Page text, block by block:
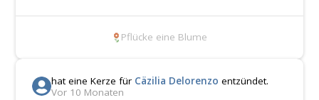
Pflücke eine Blume
hat eine Kerze für Cäzilia Delorenzo entzündet.
Vor 10 Monaten